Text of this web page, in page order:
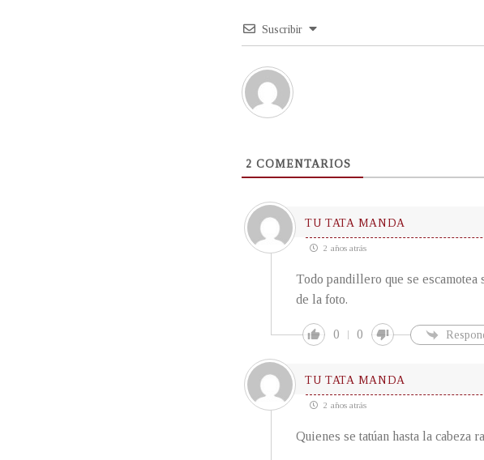
Suscribir
2 COMENTARIOS
TU TATA MANDA
2 años atrás
Todo pandillero que se
de la foto.
0 0
TU TATA MANDA
2 años atrás
Quienes se tatúan hasta la cabeza